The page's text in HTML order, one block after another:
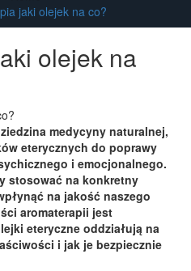
jaki olejek na co?
olejek na
medycyny naturalnej,
eterycznych do poprawy
i emocjonalnego.
stosować na konkretny
na jakość naszego
aromaterapii jest
eteryczne oddziałują na
i jak je bezpiecznie